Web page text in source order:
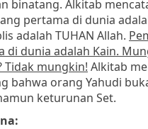
binatang. Alkitab
pertama di dunia
adalah TUHAN Allah.
di dunia adalah Kain.
Tidak mungkin! Alkitab
bahwa orang Yahudi
keturunan Set.